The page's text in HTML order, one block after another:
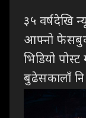
३५ वर्षदेखि
आफ्नो
भिडियो
बुढेसकालाँ